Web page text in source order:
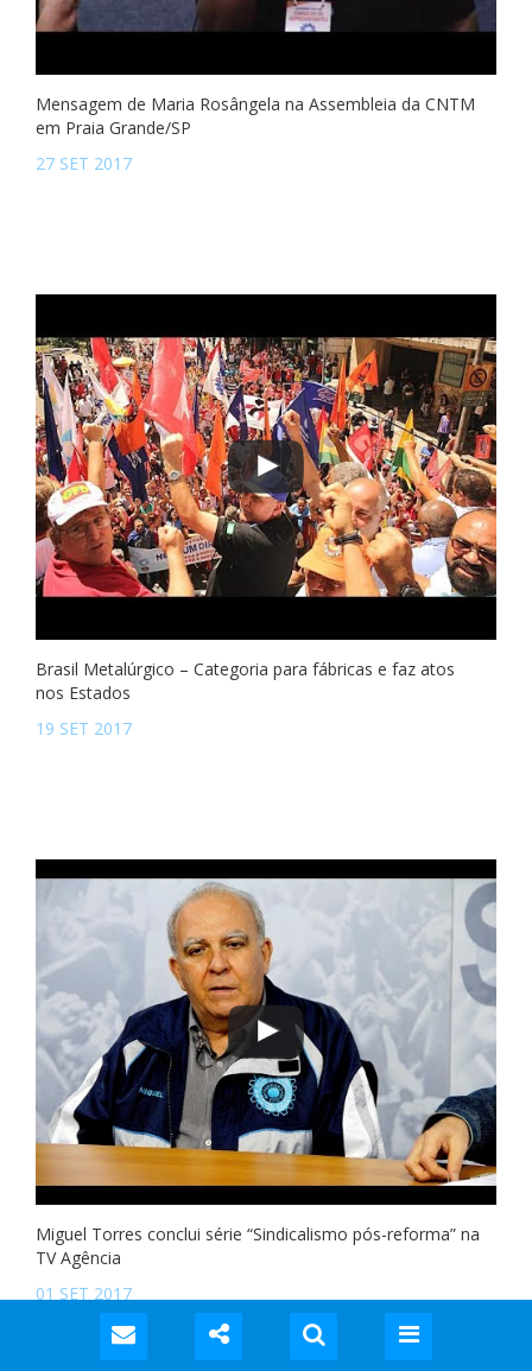
Mensagem de Maria Rosângela na Assembleia da CNTM
em Praia Grande/SP
27 SET 2017
Brasil Metalúrgico – Categoria para fábricas e faz atos
nos Estados
19 SET 2017
Miguel Torres conclui série “Sindicalismo pós-reforma” na
TV Agência
01 SET 2017